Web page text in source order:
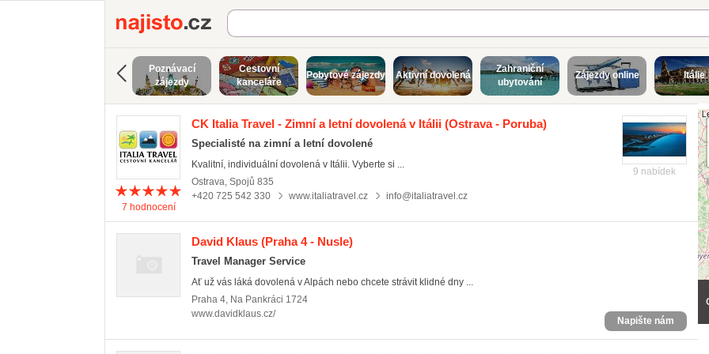
Najisto.cz
Poznávací
zájezdy
Cestovní
kanceláře
Pobytové zájezdy Aktivní dovolená
Zahraniční
ubytování
Zájezdy online Itálie
CK Italia Travel - Zimní a letní dovolená v Itálii (Ostrava - Poruba)
Specialisté na zimní a letní dovolené
7 hodnocení
Kvalitní, individuální dovolená v Itálii. Vyberte si ...
Ostrava, Spojů 835
+420 725 542 330
www.italiatravel.cz info@italiatravel.cz
9 nabídek
David Klaus (Praha 4 - Nusle)
Travel Manager Service
Ať už vás láká dovolená v Alpách nebo chcete strávit klidné dny ...
Praha 4, Na Pankráci 1724
www.davidklaus.cz/
Napište nám